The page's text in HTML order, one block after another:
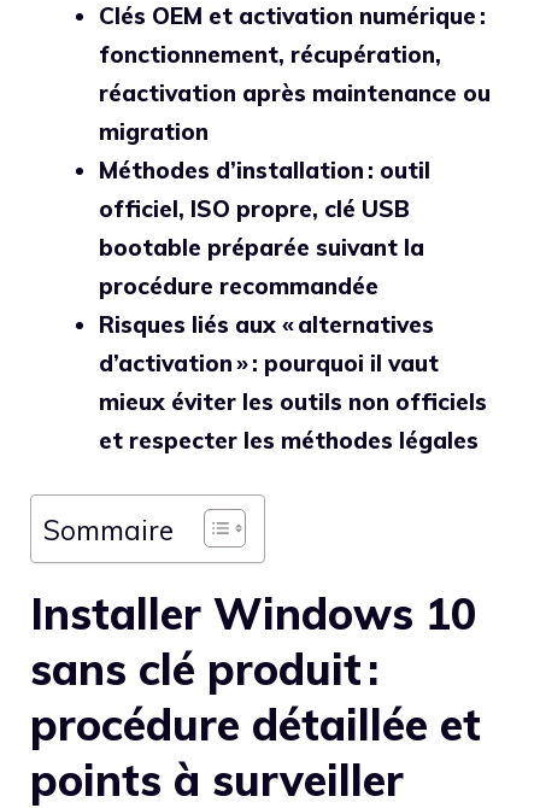
Clés OEM et activation numérique :
fonctionnement, récupération,
réactivation après maintenance ou
migration
Méthodes d’installation : outil
officiel, ISO propre, clé USB
bootable préparée suivant la
procédure recommandée
Risques liés aux « alternatives
d’activation » : pourquoi il vaut
mieux éviter les outils non officiels
et respecter les méthodes légales
Sommaire
Installer Windows 10
sans clé produit :
procédure détaillée et
points à surveiller